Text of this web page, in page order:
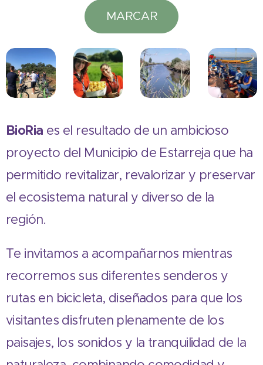
MARCAR
BioRia es el resultado de un ambicioso
proyecto del Municipio de Estarreja que ha
permitido revitalizar, revalorizar y preservar
el ecosistema natural y diverso de la
región.
Te invitamos a acompañarnos mientras
recorremos sus diferentes senderos y
rutas en bicicleta, diseñados para que los
visitantes disfruten plenamente de los
paisajes, los sonidos y la tranquilidad de la